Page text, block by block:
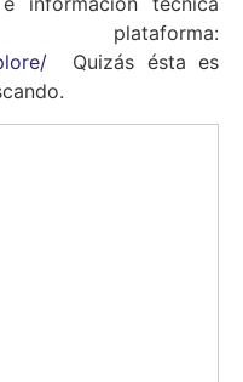
Quizás ésta es